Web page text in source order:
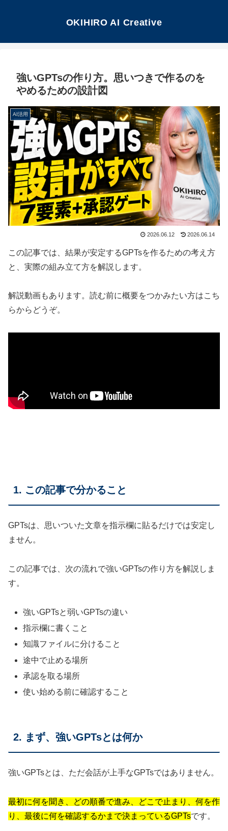
OKIHIRO AI Creative
強いGPTsの作り方。思いつきで作るのを
やめるための設計図
AI活用
2026.06.12 2026.06.14
この記事では、結果が安定するGPTsを作るための考え方
と、実際の組み立て方を解説します。
解説動画もあります。読む前に概要をつかみたい方はこち
らからどうぞ。
1. この記事で分かること
GPTsは、思いついた文章を指示欄に貼るだけでは安定し
ません。
この記事では、次の流れで強いGPTsの作り方を解説しま
す。
強いGPTsと弱いGPTsの違い
指示欄に書くこと
知識ファイルに分けること
途中で止める場所
承認を取る場所
使い始める前に確認すること
2. まず、強いGPTsとは何か
強いGPTsとは、ただ会話が上手なGPTsではありません。
最初に何を聞き、どの順番で進み、どこで止まり、何を作
り、最後に何を確認するかまで決まっているGPTsです。